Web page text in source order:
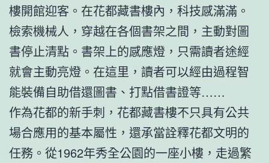
樓開館迎客。在花都藏書樓內，科技感滿滿。
檢索機械人，穿越在各個書架之間，主動對圖
書停止清點。書架上的感應燈，只需讀者途經
就會主動亮燈。在這里，讀者可以經由過程智
能裝備自助借還圖書、打點借書證等……
作為花都的新手刺，花都藏書樓不只具有公共
場合應用的基本屬性，還承當詮釋花都文明的
任務。從1962年秀全公園的一座小樓，走過繁